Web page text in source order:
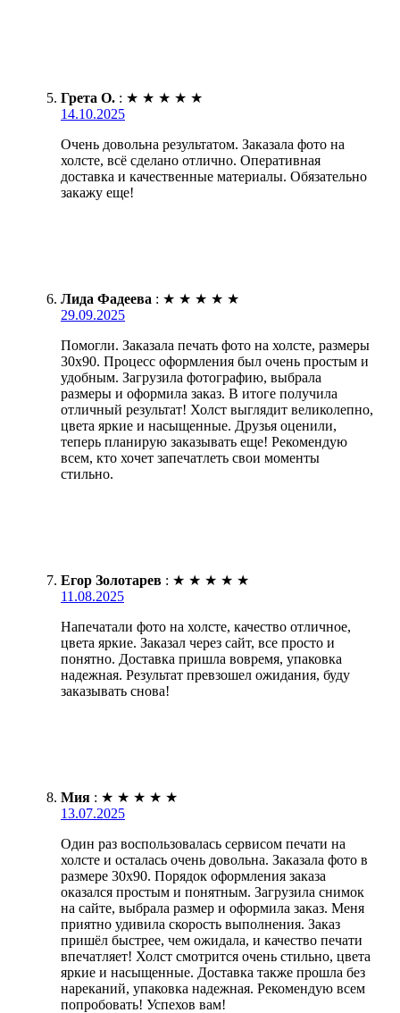
Грета О. : ★ ★ ★ ★ ★
14.10.2025
Очень довольна результатом. Заказала фото на
холсте, всё сделано отлично. Оперативная
доставка и качественные материалы. Обязательно
закажу еще!
Лида Фадеева : ★ ★ ★ ★ ★
29.09.2025
Помогли. Заказала печать фото на холсте, размеры
30х90. Процесс оформления был очень простым и
удобным. Загрузила фотографию, выбрала
размеры и оформила заказ. В итоге получила
отличный результат! Холст выглядит великолепно,
цвета яркие и насыщенные. Друзья оценили,
теперь планирую заказывать еще! Рекомендую
всем, кто хочет запечатлеть свои моменты
стильно.
Егор Золотарев : ★ ★ ★ ★ ★
11.08.2025
Напечатали фото на холсте, качество отличное,
цвета яркие. Заказал через сайт, все просто и
понятно. Доставка пришла вовремя, упаковка
надежная. Результат превзошел ожидания, буду
заказывать снова!
Мия : ★ ★ ★ ★ ★
13.07.2025
Один раз воспользовалась сервисом печати на
холсте и осталась очень довольна. Заказала фото в
размере 30х90. Порядок оформления заказа
оказался простым и понятным. Загрузила снимок
на сайте, выбрала размер и оформила заказ. Меня
приятно удивила скорость выполнения. Заказ
пришёл быстрее, чем ожидала, и качество печати
впечатляет! Холст смотрится очень стильно, цвета
яркие и насыщенные. Доставка также прошла без
нареканий, упаковка надежная. Рекомендую всем
попробовать! Успехов вам!